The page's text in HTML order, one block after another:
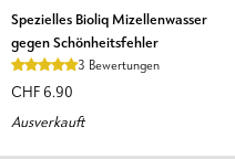
Spezielles
Bioliq
Mizellenwasser
Schönheitsfehler
Spezielles Bioliq Mizellenwasser
gegen Schönheitsfehler
3 Bewertungen
CHF 6.90
Ausverkauft